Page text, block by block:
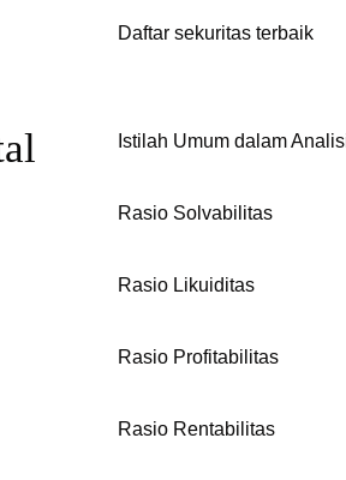
Daftar sekuritas terbaik
Istilah Umum dalam
Rasio Solvabilitas
Rasio Likuiditas
Rasio Profitabilitas
Rasio Rentabilitas